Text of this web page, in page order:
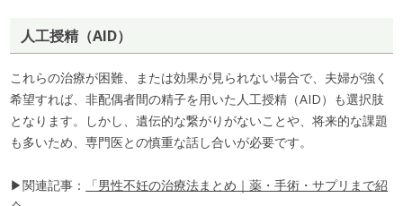
人工授精（AID）
これらの治療が困難、または効果が見られない場合で、夫婦が強く
希望すれば、非配偶者間の精子を用いた人工授精（AID）も選択肢
となります。しかし、遺伝的な繋がりがないことや、将来的な課題
も多いため、専門医との慎重な話し合いが必要です。
▶関連記事：
「男性不妊の治療法まとめ｜薬・手術・サプリまで紹